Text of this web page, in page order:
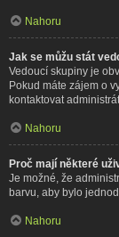
Nahoru
Jak se můžu stát
Vedoucí skupiny je
Pokud máte zájem o
kontaktovat
Nahoru
Proč mají některé
Je možné, že
barvu, aby bylo
Nahoru